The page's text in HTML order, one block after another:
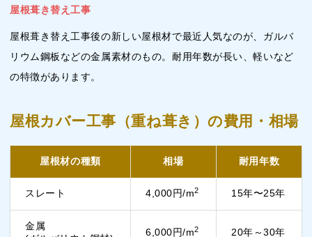
屋根葺き替え工事
屋根葺き替え工事後の新しい屋根材で最近人気なのが、ガルバ
リウム鋼板などの金属素材のもの。耐用年数が長い、軽いなど
の特徴があります。
屋根カバー工事（重ね葺き）の費用・相場
屋根材の種類 相場 耐用年数
スレート 4,000円/m2 15年〜25年
金属
6,000円/m2 20年～30年